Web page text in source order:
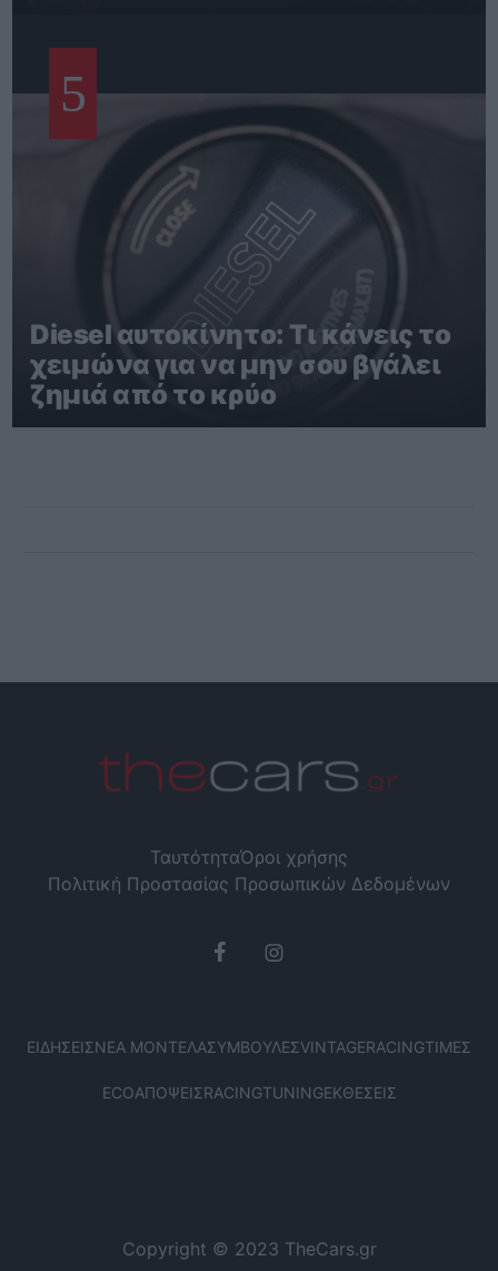
5
Diesel αυτοκίνητο: Τι κάνεις το
χειμώνα για να μην σου βγάλει
ζημιά από το κρύο
ΤαυτότηταΌροι χρήσης
Πολιτική Προστασίας Προσωπικών Δεδομένων
ΕΙΔΉΣΕΙΣΝΈΑ ΜΟΝΤΈΛΑΣΥΜΒΟΥΛΈΣVINTAGERACINGΤΙΜΈΣ
ECOΑΠΌΨΕΙΣRACINGTUNINGΕΚΘΈΣΕΙΣ
Copyright © 2023 TheCars.gr